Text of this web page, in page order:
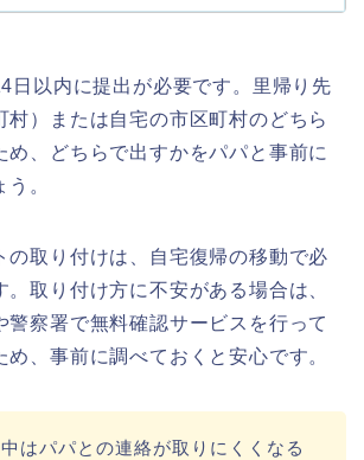
日以内に提出が必要です。里帰り先
村）または自宅の市区町村のどちら
め、どちらで出すかをパパと事前に
。
の取り付けは、自宅復帰の移動で必
取り付け方に不安がある場合は、
警察署で無料確認サービスを行って
め、事前に調べておくと安心です。
はパパとの連絡が取りにくくなる